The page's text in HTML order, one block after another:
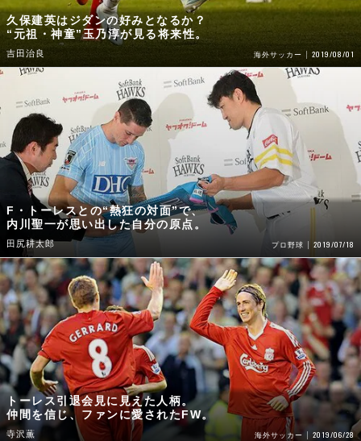
久保建英はジダンの好みとなるか？
“元祖・神童”玉乃淳が見る将来性。
吉田治良 海外サッカー 2019/08/01
F・トーレスとの“熱狂の対面”で、
内川聖一が思い出した自分の原点。
田尻耕太郎 プロ野球 2019/07/18
トーレス引退会見に見えた人柄。
仲間を信じ、ファンに愛されたFW。
寺沢薫 海外サッカー 2019/06/28